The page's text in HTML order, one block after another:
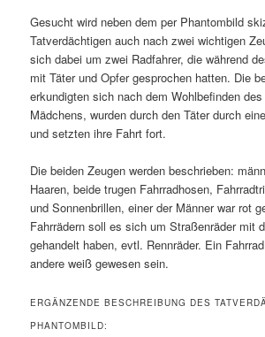
Gesucht wird neben dem per Phantombild
Tatverdächtigen auch nach zwei wichtigen
sich dabei um zwei Radfahrer, die während
mit Täter und Opfer gesprochen hatten. Die
erkundigten sich nach dem Wohlbefinden
Mädchens, wurden durch den Täter durch
und setzten ihre Fahrt fort.
Die beiden Zeugen werden beschrieben:
Haaren, beide trugen Fahrradhosen,
und Sonnenbrillen, einer der Männer war rot
Fahrrädern soll es sich um Straßenräder mit
gehandelt haben, evtl. Rennräder. Ein
andere weiß gewesen sein.
ERGÄNZENDE BESCHREIBUNG DES
PHANTOMBILD: